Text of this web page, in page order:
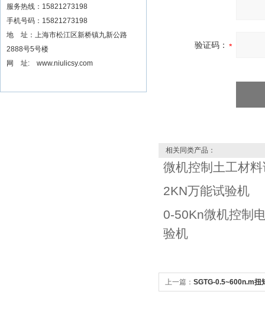
服务热线：15821273198
手机号码：15821273198
地 址：上海市松江区新桥镇九新公路
2888号5号楼
网 址: www.niulicsy.com
验证码：
相关同类产品：
微机控制土工材
2KN万能试验机
0-50Kn微机控制
验机
上一篇： SGTG-0.5~600n.m扭